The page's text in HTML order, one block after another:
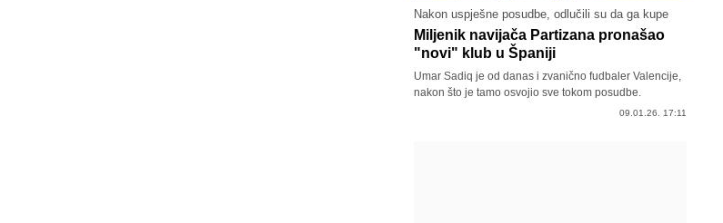
Nakon uspješne posudbe, odlučili su da ga kupe
Miljenik navijača Partizana pronašao
"novi" klub u Španiji
Umar Sadiq je od danas i zvanično fudbaler Valencije,
nakon što je tamo osvojio sve tokom posudbe.
09.01.26. 17:11